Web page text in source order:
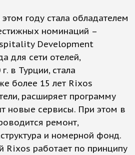
году стала обладателем
номинаций –
Development
для сети отелей,
в Турции, стала
более 15 лет Rixos
расширяет программу
новые сервисы. При этом в
ремонт,
и номерной фонд.
Rixos работает по принципу